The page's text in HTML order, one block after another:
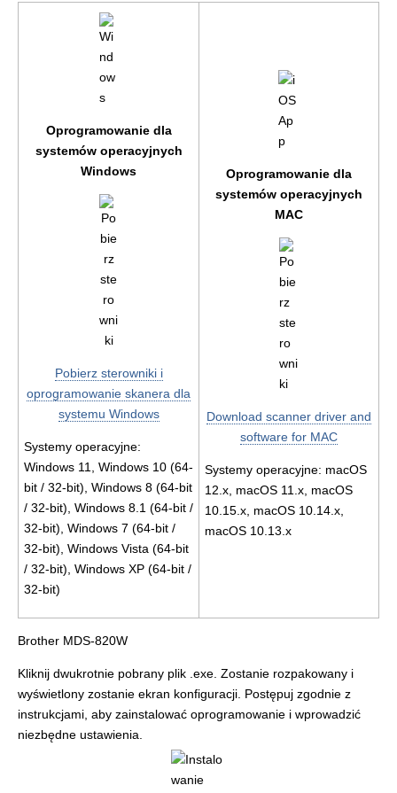
Oprogramowanie dla
systemów operacyjnych
Windows
Pobierz sterowniki i
oprogramowanie skanera dla
systemu Windows
Systemy operacyjne:
Windows 11, Windows 10 (64-
bit / 32-bit), Windows 8 (64-bit
/ 32-bit), Windows 8.1 (64-bit /
32-bit), Windows 7 (64-bit /
32-bit), Windows Vista (64-bit
/ 32-bit), Windows XP (64-bit /
32-bit)
Oprogramowanie dla
systemów operacyjnych
MAC
Download scanner driver and
software for MAC
Systemy operacyjne: macOS
12.x, macOS 11.x, macOS
10.15.x, macOS 10.14.x,
macOS 10.13.x
Brother MDS-820W
Kliknij dwukrotnie pobrany plik .exe. Zostanie rozpakowany i
wyświetlony zostanie ekran konfiguracji. Postępuj zgodnie z
instrukcjami, aby zainstalować oprogramowanie i wprowadzić
niezbędne ustawienia.